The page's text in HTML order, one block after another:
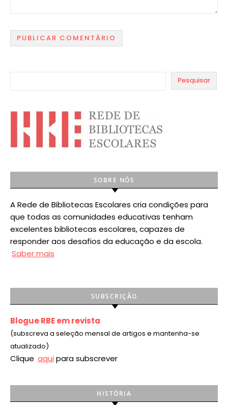
Pesquisar
SOBRE NÓS
A Rede de Bibliotecas Escolares cria condições para
que todas as comunidades educativas tenham
excelentes bibliotecas escolares, capazes de
responder aos desafios da educação e da escola.
Saber mais
SUBSCRIÇÃO
Blogue RBE em revista
(subscreva a seleção mensal de artigos e mantenha-se
atualizado)
Clique aqui para subscrever
HISTÓRIA